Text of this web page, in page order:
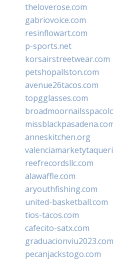
theloverose.com
gabriovoice.com
resinflowart.com
p-sports.net
korsairstreetwear.com
petshopallston.com
avenue26tacos.com
topgglasses.com
anneskitchen.org
reefrecordsllc.com
alawaffle.com
aryouthfishing.com
united-basketball.com
tios-tacos.com
cafecito-satx.com
graduacionviu2023.com
pecanjackstogo.com